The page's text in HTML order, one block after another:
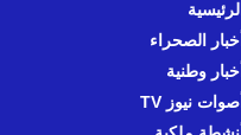
الرئيسية
أخبار الصحراء
أخبار وطنية
أصوات نيوز TV